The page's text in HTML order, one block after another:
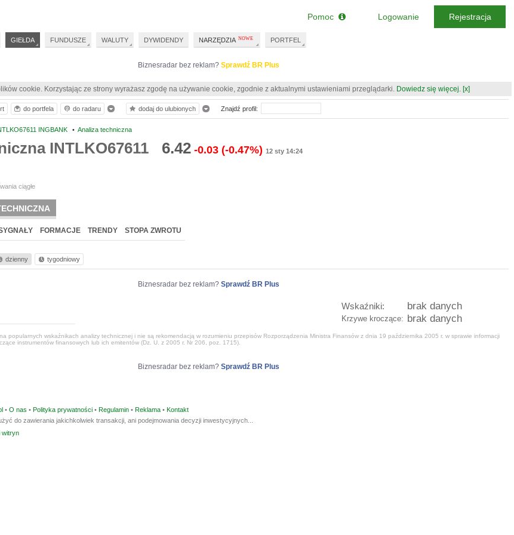
Biznesradar bez reklam? Sprawdź BR Plus
cookie. Korzystając ze strony wyrażasz zgodę na używanie cookie, zgodnie z aktualnymi ustawieniami przeglądarki. Dowiedz się więcej. [x]
INGBANK • Analiza techniczna
INTLKO67611 6.42 -0.03 (-0.47%) 12 sty 14:24
ciągłe
FORMACJE TRENDY STOPA ZWROTU
dzienny tygodniowy
Biznesradar bez reklam? Sprawdź BR Plus
brak danych
Wskaźniki:
brak danych
Krzywe kroczące:
popularnych wskaźnikach analizy technicznej i nie są rekomendacją w rozumieniu przepisów Rozporządzenia Ministra Finansów z dnia 19 października 2005 r. w sprawie informacji
instrumentów finansowych lub ich emitentów (Dz. U. z 2005 r. Nr 206, poz. 1715).
Biznesradar bez reklam? Sprawdź BR Plus
do portfela do radaru dodaj do ulubionych Znajdź profil:
GIEŁDA FUNDUSZE WALUTY DYWIDENDY NARZĘDZIA PORTFEL
Pomoc Logowanie Rejestracja
• O nas • Polityka prywatności • Regulamin • Reklama • Kontakt
do zawierania jakichkolwiek transakcji, ani podejmowania decyzji inwestycyjnych...
witryn